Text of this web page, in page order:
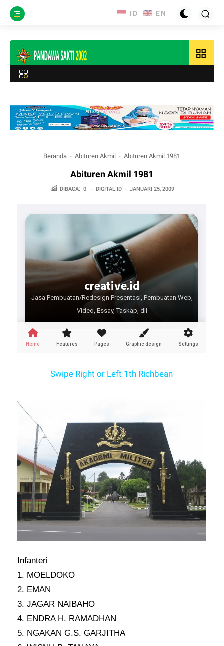
grid_view
Beranda Abituren Akmil Abituren Akmil 1981
Abituren Akmil 1981
DIBACA: 0 - DIGITAL.ID - JANUARI 25, 2009
Swipe Right or Left 1th Richbean
Infanteri
1. MOELDOKO
2. EMAN
3. JAGAR NAIBAHO
4. ENDRA H. RAMADHAN
5. NGAKAN G.S. GARJITHA